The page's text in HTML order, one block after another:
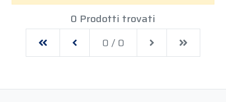
0 Prodotti trovati
First
Previous
0 / 0 Next